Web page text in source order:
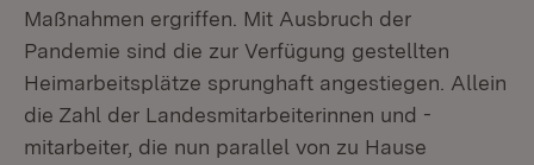
Maßnahmen ergriffen. Mit Ausbruch der
Pandemie sind die zur Verfügung gestellten
Heimarbeitsplätze sprunghaft angestiegen. Allein
die Zahl der Landesmitarbeiterinnen und -
mitarbeiter, die nun parallel von zu Hause